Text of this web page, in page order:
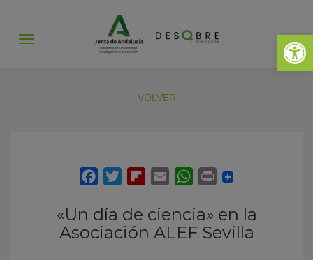
Abrir
Abrir
VOLVER
«Un día de ciencia» en la
Asociación ALEF Sevilla